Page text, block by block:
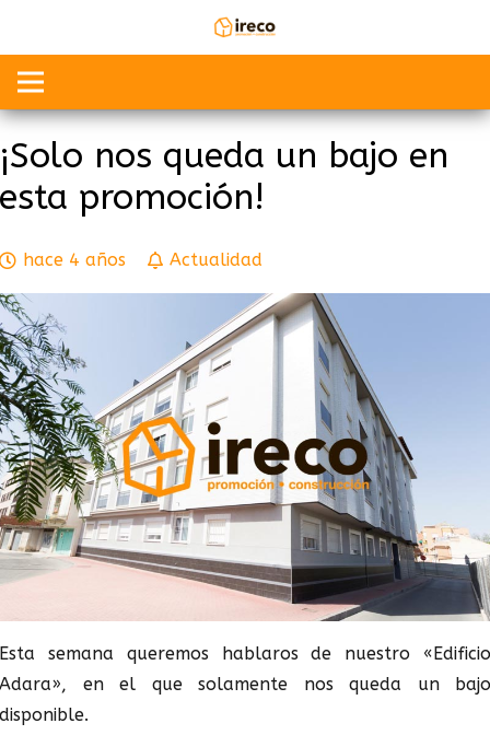
¡Solo nos queda un bajo en
esta promoción!
hace 4 años Actualidad
Esta semana queremos hablaros de nuestro «Edificio
Adara», en el que solamente nos queda un bajo
disponible.